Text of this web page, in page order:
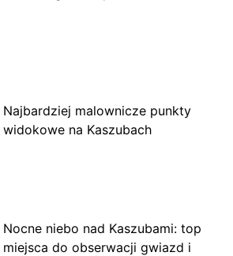
Najbardziej malownicze punkty
widokowe na Kaszubach
Nocne niebo nad Kaszubami: top
miejsca do obserwacji gwiazd i